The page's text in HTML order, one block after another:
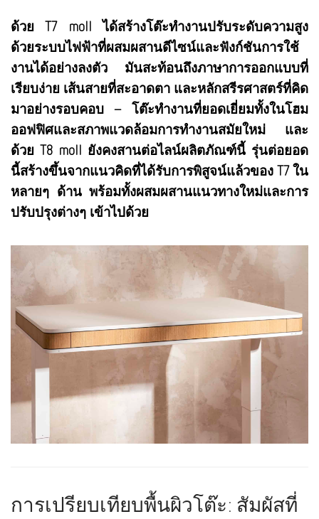
ด้วย T7 moll ได้สร้างโต๊ะทำงานปรับระดับความสูง
ด้วยระบบไฟฟ้าที่ผสมผสานดีไซน์และฟังก์ชันการใช้
งานได้อย่างลงตัว มันสะท้อนถึงภาษาการออกแบบที่
เรียบง่าย เส้นสายที่สะอาดตา และหลักสรีรศาสตร์ที่คิด
มาอย่างรอบคอบ – โต๊ะทำงานที่ยอดเยี่ยมทั้งในโฮม
ออฟฟิศและสภาพแวดล้อมการทำงานสมัยใหม่ และ
ด้วย T8 moll ยังคงสานต่อไลน์ผลิตภัณฑ์นี้ รุ่นต่อยอด
นี้สร้างขึ้นจากแนวคิดที่ได้รับการพิสูจน์แล้วของ T7 ใน
หลายๆ ด้าน พร้อมทั้งผสมผสานแนวทางใหม่และการ
ปรับปรุงต่างๆ เข้าไปด้วย
การเปรียบเทียบพื้นผิวโต๊ะ: สัมผัสที่